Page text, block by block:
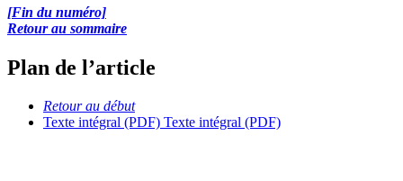
[Fin du numéro]
Retour au sommaire
Plan de l’article
Retour au début
Texte intégral (PDF) Texte intégral (PDF)